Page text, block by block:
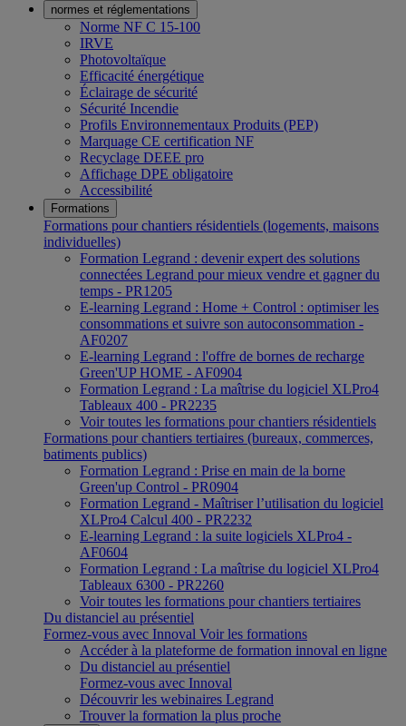
normes et réglementations
Norme NF C 15-100
IRVE
Photovoltaïque
Efficacité énergétique
Éclairage de sécurité
Sécurité Incendie
Profils Environnementaux Produits (PEP)
Marquage CE certification NF
Recyclage DEEE pro
Affichage DPE obligatoire
Accessibilité
Formations
Formations pour chantiers résidentiels (logements, maisons
individuelles)
Formation Legrand : devenir expert des solutions
connectées Legrand pour mieux vendre et gagner du
temps - PR1205
E-learning Legrand : Home + Control : optimiser les
consommations et suivre son autoconsommation -
AF0207
E-learning Legrand : l'offre de bornes de recharge
Green'UP HOME - AF0904
Formation Legrand : La maîtrise du logiciel XLPro4
Tableaux 400 - PR2235
Voir toutes les formations pour chantiers résidentiels
Formations pour chantiers tertiaires (bureaux, commerces,
batiments publics)
Formation Legrand : Prise en main de la borne
Green'up Control - PR0904
Formation Legrand - Maîtriser l’utilisation du logiciel
XLPro4 Calcul 400 - PR2232
E-learning Legrand : la suite logiciels XLPro4 -
AF0604
Formation Legrand : La maîtrise du logiciel XLPro4
Tableaux 6300 - PR2260
Voir toutes les formations pour chantiers tertiaires
Du distanciel au présentiel
Formez-vous avec Innoval Voir les formations
Accéder à la plateforme de formation innoval en ligne
Du distanciel au présentiel
Formez-vous avec Innoval
Découvrir les webinaires Legrand
Trouver la formation la plus proche